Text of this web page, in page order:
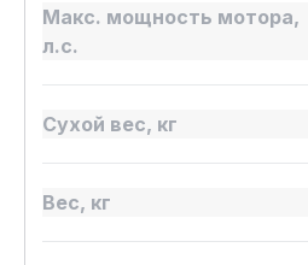
Макс. мощность мотора,
л.с.
Сухой вес, кг
Вес, кг